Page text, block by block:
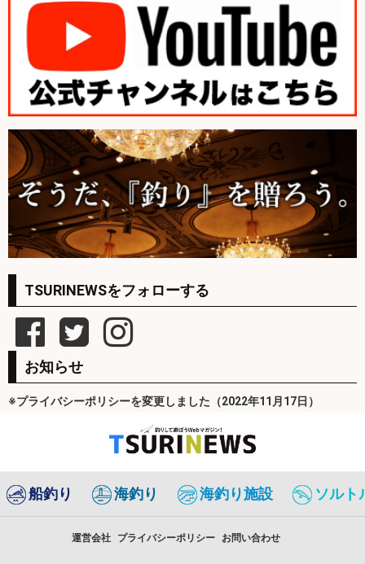
TSURINEWSをフォローする
お知らせ
※プライバシーポリシーを変更しました（2022年11月17日）
船釣り 海釣り 海釣り施設 ソルト
運営会社 プライバシーポリシー お問い合わせ